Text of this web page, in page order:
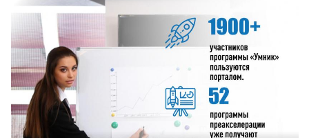
Смотреть проект